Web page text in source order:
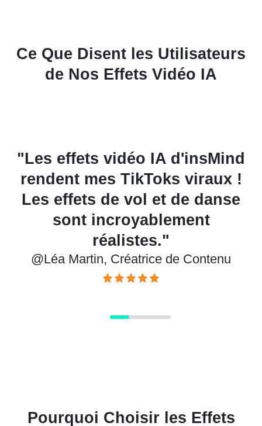
Ce Que Disent les Utilisateurs
de Nos Effets Vidéo IA
"J'ai utilisé les modèles
cinématiques pour un teaser
produit — on aurait dit un
montage professionnel."
@Antoine Dubois, Spécialiste Marketing
Pourquoi Choisir les Effets